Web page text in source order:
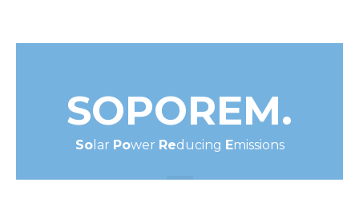
SOPOREM.
SoLar PoWer ReDucing EMissions